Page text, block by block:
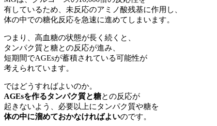
有しているため、未反応のアミノ酸残基に作用し、
体の中での糖化反応を急速に進めてしまいます。
つまり、高血糖の状態が長く続くと、
タンパク質と糖との反応が進み、
短期間でAGEsが蓄積されている可能性が
考えられています。
ではどうすればよいのか。
AGEsを作るタンパク質と糖との反応が
起きないよう、必要以上にタンパク質や糖を
体の中に溜めておかなければよいのです。